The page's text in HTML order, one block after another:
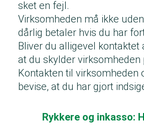
sket en fejl.
Virksomheden må ikke
dårlig betaler hvis du har
Bliver du alligevel kontaktet
at du skylder virksomheden
Kontakten til virksomheden
bevise, at du har gjort
Rykkere og inkasso: